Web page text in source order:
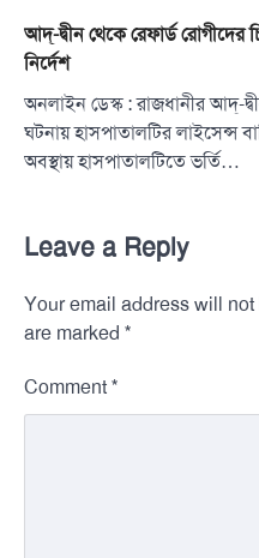
আদ্-দ্বীন থেকে রেফার্ড রোগীদের
নির্দেশ
অনলাইন ডেস্ক : রাজধানীর আদ্-
ঘটনায় হাসপাতালটির লাইসেন্স
অবস্থায় হাসপাতালটিতে ভর্তি…
Leave a Reply
Your email address will
are marked *
Comment *